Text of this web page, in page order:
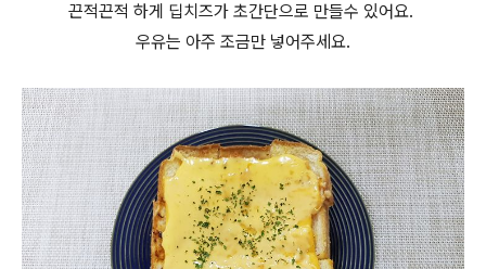
끈적끈적 하게 딥치즈가 초간단으로 만들수 있어요.
우유는 아주 조금만 넣어주세요.